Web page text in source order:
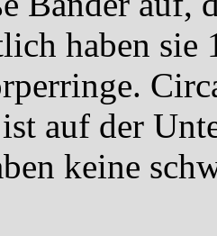
haben sie
auf der
keine